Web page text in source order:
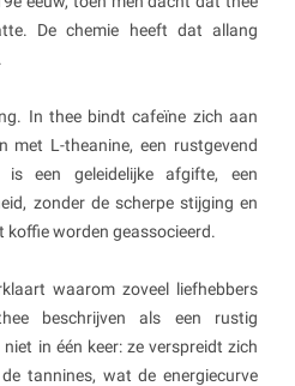
De chemie heeft dat allang
In thee bindt cafeïne zich aan
met L-theanine, een rustgevend
een geleidelijke afgifte, een
zonder de scherpe stijging en
koffie worden geassocieerd.
waarom zoveel liefhebbers
beschrijven als een rustig
in één keer: ze verspreidt zich
tannines, wat de energiecurve